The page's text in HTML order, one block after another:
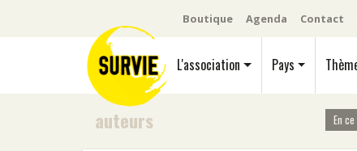
Boutique Agenda Contact
L'association Pays
auteurs En